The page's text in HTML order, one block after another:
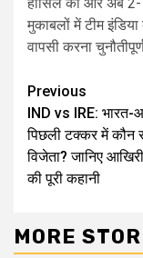
मुकाबलों में टीम
वापसी करना
Continue
Reading
Previous
IND vs IRE:
पिछली टक्कर में कौन
विजेता? जानिए
की पूरी कहानी
MORE